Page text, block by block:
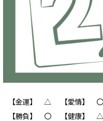
【金運】 △ 【愛情】 〇
【勝負】 〇 【健康】 △